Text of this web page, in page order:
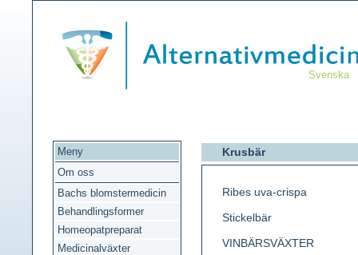
Svenska
Meny
Om oss
Bachs blomstermedicin
Behandlingsformer
Homeopatpreparat
Medicinalväxter
Krusbär
Ribes uva-crispa
Stickelbär
VINBÄRSVÄXTER